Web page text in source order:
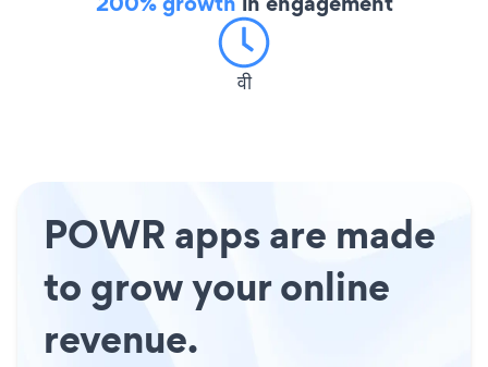
वी
POWR apps are made
to grow your online
revenue.